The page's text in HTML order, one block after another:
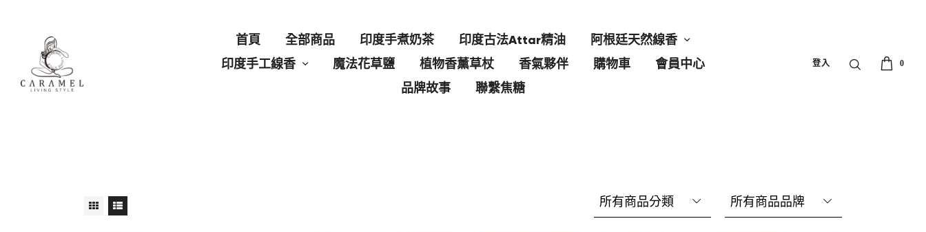
首頁 全部商品 印度手煮奶茶 印度古法Attar精油
阿根廷天然線香
印度手工線香
魔法花草鹽 植物香薰草杖 香氣夥伴 購物車
會員中心
品牌故事
聯繫焦糖
登入 0
所有商品品牌
所有商品分類